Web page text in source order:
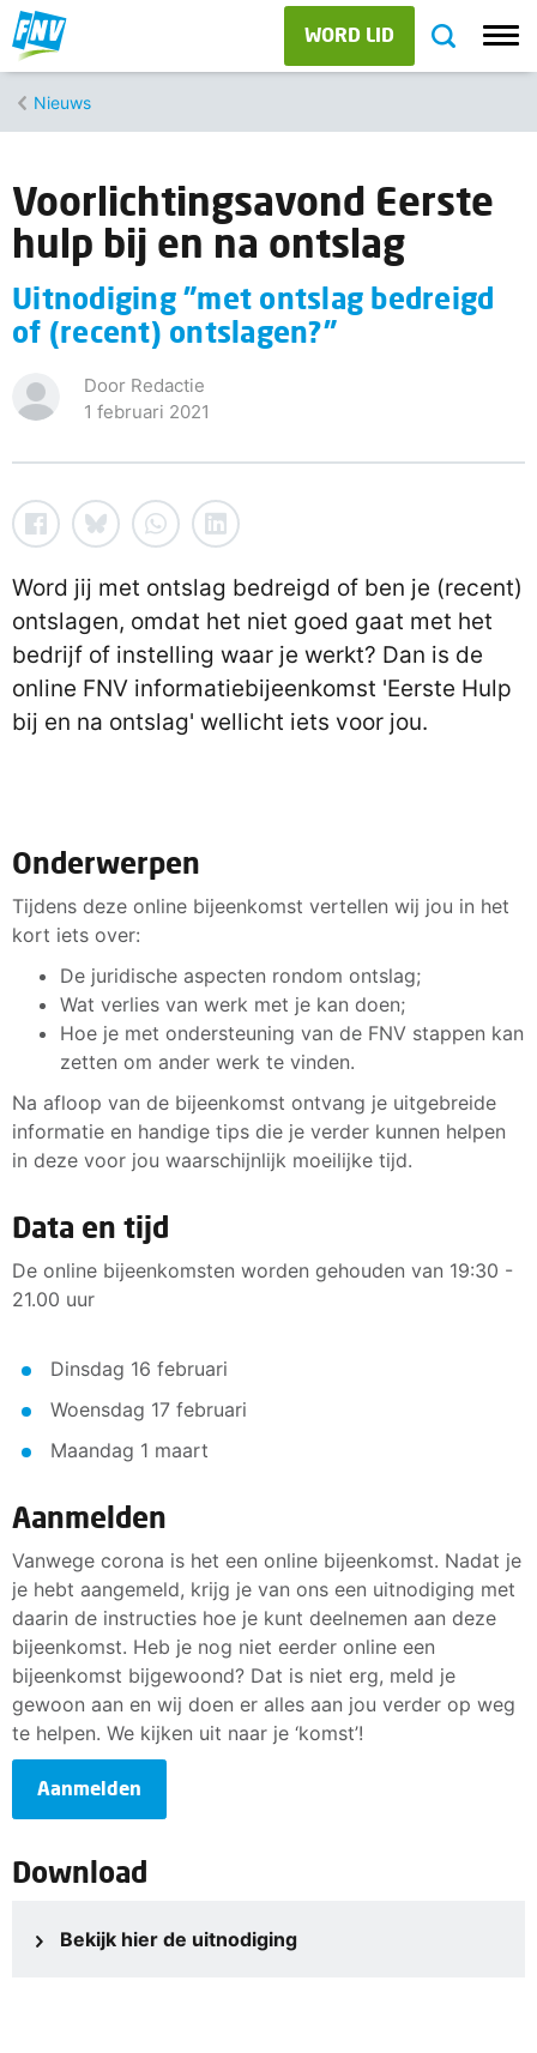
WORD LID
Nieuws
Voorlichtingsavond Eerste
hulp bij en na ontslag
Uitnodiging "met ontslag bedreigd
of (recent) ontslagen?"
Door Redactie
1 februari 2021
Word jij met ontslag bedreigd of ben je (recent)
ontslagen, omdat het niet goed gaat met het
bedrijf of instelling waar je werkt? Dan is de
online FNV informatiebijeenkomst 'Eerste Hulp
bij en na ontslag' wellicht iets voor jou.
Onderwerpen
Tijdens deze online bijeenkomst vertellen wij jou in het
kort iets over:
De juridische aspecten rondom ontslag;
Wat verlies van werk met je kan doen;
Hoe je met ondersteuning van de FNV stappen kan
zetten om ander werk te vinden.
Na afloop van de bijeenkomst ontvang je uitgebreide
informatie en handige tips die je verder kunnen helpen
in deze voor jou waarschijnlijk moeilijke tijd.
Data en tijd
De online bijeenkomsten worden gehouden van 19:30 -
21.00 uur
Dinsdag 16 februari
Woensdag 17 februari
Maandag 1 maart
Aanmelden
Vanwege corona is het een online bijeenkomst. Nadat je
je hebt aangemeld, krijg je van ons een uitnodiging met
daarin de instructies hoe je kunt deelnemen aan deze
bijeenkomst. Heb je nog niet eerder online een
bijeenkomst bijgewoond? Dat is niet erg, meld je
gewoon aan en wij doen er alles aan jou verder op weg
te helpen. We kijken uit naar je ‘komst’!
Aanmelden
Download
Bekijk hier de uitnodiging